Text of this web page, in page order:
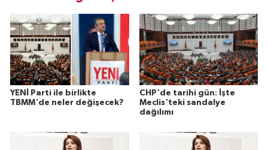
YENİ Parti ile birlikte
TBMM'de neler değişecek?
CHP'de tarihi gün: İşte
Meclis'teki sandalye
dağılımı